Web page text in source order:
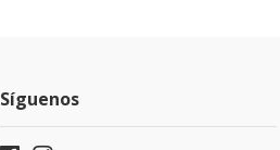
Síguenos